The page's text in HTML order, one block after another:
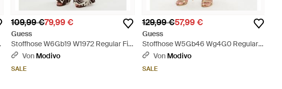
109,99 €79,99 €
Guess
Stoffhose W6Gb19 W1972 Regular Fit
- Braun
Von Modivo
SALE
129,99 €57,99 €
Guess
Stoffhose W5Gb46 Wg4G0 Regular
Fit - Mehrfarbig
Von Modivo
SALE